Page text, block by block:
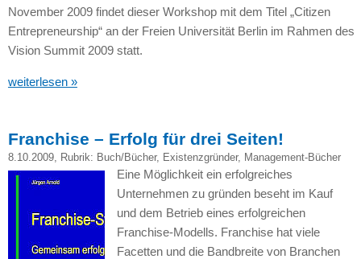
November 2009 findet dieser Workshop mit dem Titel „Citizen
Entrepreneurship“ an der Freien Universität Berlin im Rahmen des
Vision Summit 2009 statt.
weiterlesen »
Franchise – Erfolg für drei Seiten!
8.10.2009, Rubrik: Buch/Bücher, Existenzgründer, Management-Bücher
Eine Möglichkeit ein erfolgreiches
Unternehmen zu gründen beseht im Kauf
und dem Betrieb eines erfolgreichen
Franchise-Modells. Franchise hat viele
Facetten und die Bandbreite von Branchen